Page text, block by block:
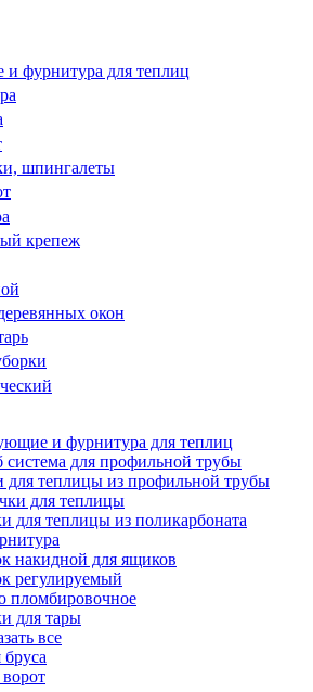
фурнитура для теплиц
шпингалеты
крепеж
окон
и фурнитура для теплиц
система для профильной трубы
для теплицы из профильной трубы
для теплицы
для теплицы из поликарбоната
накидной для ящиков
регулируемый
пломбировочное
для тары
все